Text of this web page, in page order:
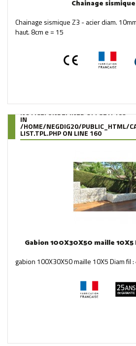
Chainage
Chainage sismique Z3 - acier diam.
haut. 8cm e = 15
NOTICE: UNDEFINED OFFSET: 189
IN
/HOME/NEGDIG20/PUBLIC_HTML/
LIST.TPL.PHPON LINE 160
Gabion 100X30X50 maille 10X5
gabion 100X30X50 maille 10X5 Diam fil